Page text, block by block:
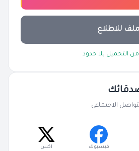
للاطلاع
التحميل بلا حدود
الاجتماعي
فيسبوك اكس